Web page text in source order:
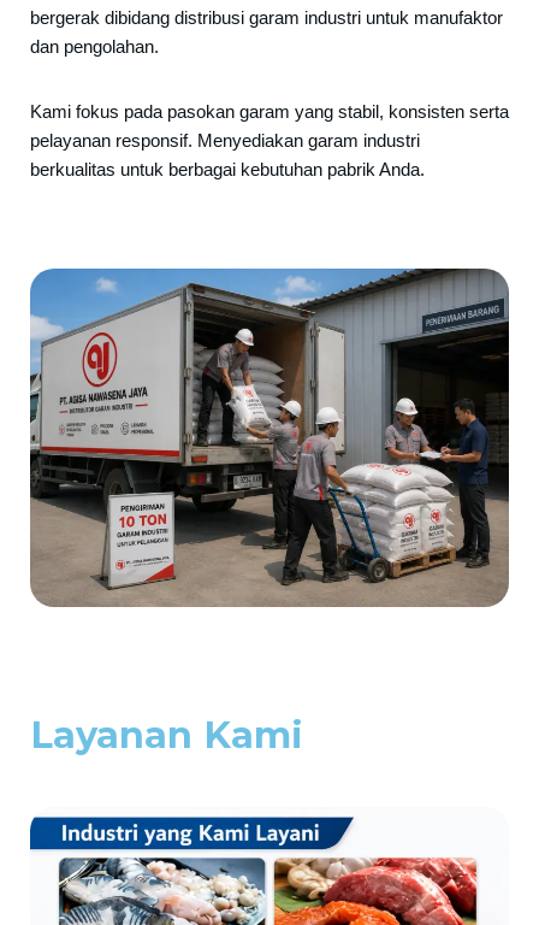
bergerak dibidang distribusi garam industri untuk manufaktor
dan pengolahan.
Kami fokus pada pasokan garam yang stabil, konsisten serta
pelayanan responsif. Menyediakan garam industri
berkualitas untuk berbagai kebutuhan pabrik Anda.
Layanan Kami